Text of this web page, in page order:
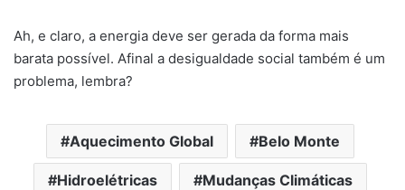
Ah, e claro, a energia deve ser gerada da forma mais
barata possível. Afinal a desigualdade social também é um
problema, lembra?
Aquecimento Global Belo Monte
Hidroelétricas Mudanças Climáticas